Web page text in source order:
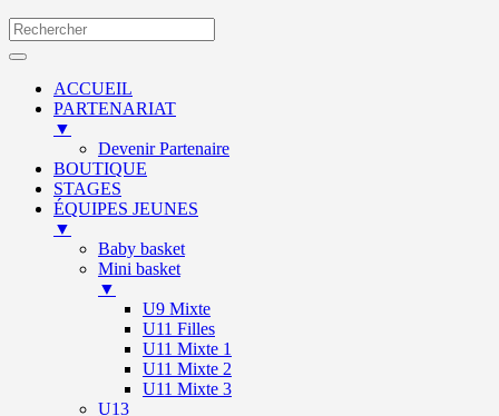
ACCUEIL
PARTENARIAT
▼
Devenir Partenaire
BOUTIQUE
STAGES
ÉQUIPES JEUNES
▼
Baby basket
Mini basket
▼
U9 Mixte
U11 Filles
U11 Mixte 1
U11 Mixte 2
U11 Mixte 3
U13